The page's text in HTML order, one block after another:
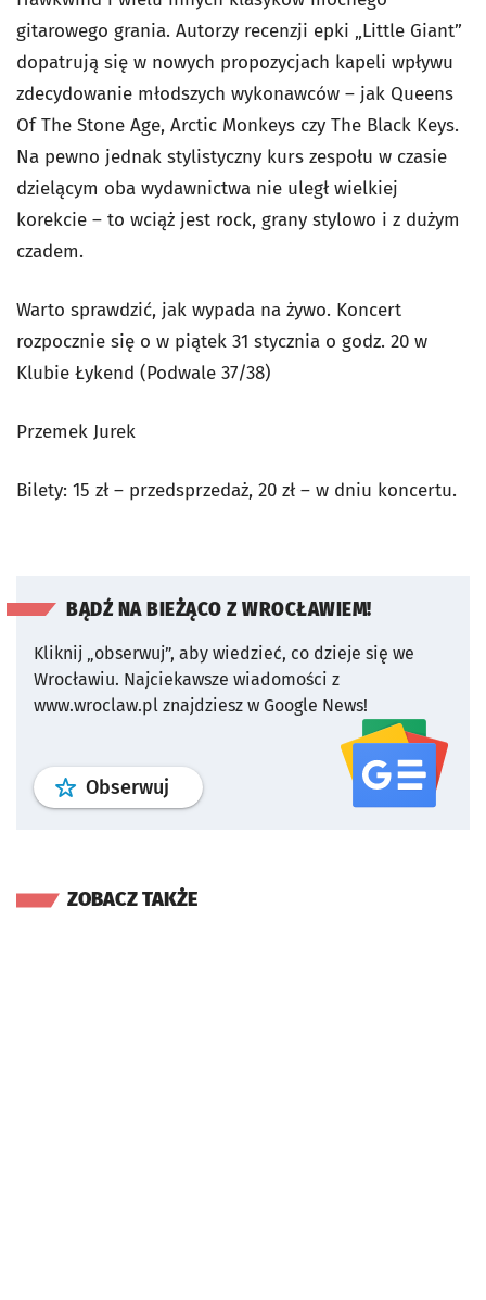
gitarowego grania. Autorzy recenzji epki „Little Giant”
dopatrują się w nowych propozycjach kapeli wpływu
zdecydowanie młodszych wykonawców – jak Queens
Of The Stone Age, Arctic Monkeys czy The Black Keys.
Na pewno jednak stylistyczny kurs zespołu w czasie
dzielącym oba wydawnictwa nie uległ wielkiej
korekcie – to wciąż jest rock, grany stylowo i z dużym
czadem.
Warto sprawdzić, jak wypada na żywo. Koncert
rozpocznie się o w piątek 31 stycznia o godz. 20 w
Klubie Łykend (Podwale 37/38)
Przemek Jurek
Bilety: 15 zł – przedsprzedaż, 20 zł – w dniu koncertu.
BĄDŹ NA BIEŻĄCO Z WROCŁAWIEM!
Kliknij „obserwuj”, aby wiedzieć, co dzieje się we
Wrocławiu. Najciekawsze wiadomości z
www.wroclaw.pl znajdziesz w Google News!
Obserwuj profil serwisu
ZOBACZ TAKŻE